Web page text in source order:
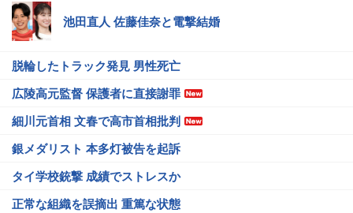
池田直人 佐藤佳奈と電撃結婚
脱輪したトラック発見 男性死亡
広陵高元監督 保護者に直接謝罪
細川元首相 文春で高市首相批判
銀メダリスト 本多灯被告を起訴
タイ学校銃撃 成績でストレスか
正常な組織を誤摘出 重篤な状態